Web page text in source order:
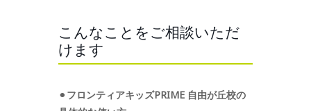
こんなことをご相談いただ
けます
⚫︎ フロンティアキッズPRIME 自由が丘校の